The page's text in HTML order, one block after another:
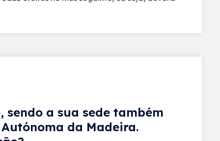
a sua sede também
da Madeira.